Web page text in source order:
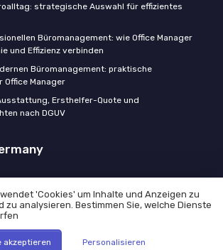
strategische Auswahl für effizientes
Büromanagement: wie Office Manager
und Effizienz verbinden
Büromanagement: praktische
Manager
Ersthelfer-Quote und
nach DGUV
Hinweise
© Magic Office Germany 2026
'Cookies' um Inhalte und Anzeigen zu
zu analysieren. Bestimmen Sie, welche Dienste
akzeptieren Personalisieren